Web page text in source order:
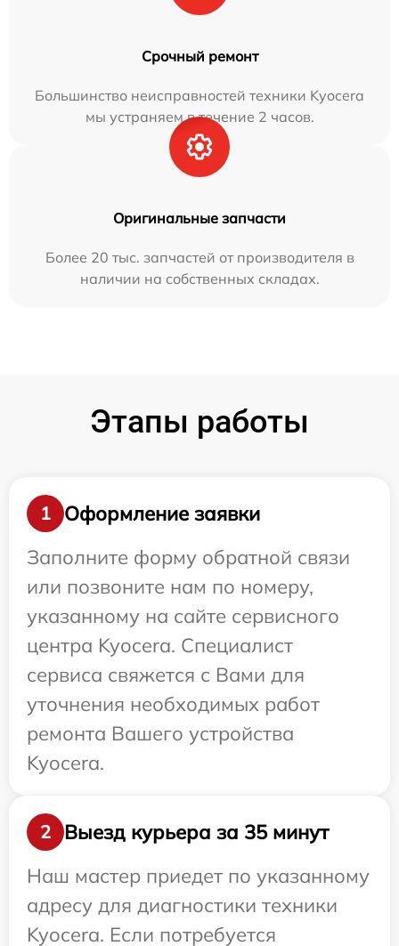
Срочный ремонт
Большинство неисправностей техники Kyocera
мы устраняем в течение 2 часов.
Оригинальные запчасти
Более 20 тыс. запчастей от производителя в
наличии на собственных складах.
Этапы работы
1
Оформление заявки
Заполните форму обратной связи
или позвоните нам по номеру,
указанному на сайте сервисного
центра Kyocera. Специалист
сервиса свяжется с Вами для
уточнения необходимых работ
ремонта Вашего устройства
Kyocera.
2
Выезд курьера за 35 минут
Наш мастер приедет по указанному
адресу для диагностики техники
Kyocera. Если потребуется